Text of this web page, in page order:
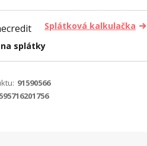
Splátková kalkulačka
splátky
91590566